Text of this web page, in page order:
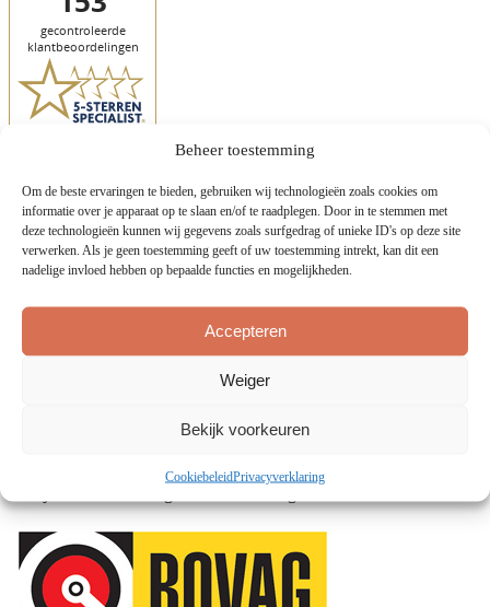
Beheer toestemming
Om de beste ervaringen te bieden, gebruiken wij technologieën zoals cookies om
informatie over je apparaat op te slaan en/of te raadplegen. Door in te stemmen met
deze technologieën kunnen wij gegevens zoals surfgedrag of unieke ID's op deze site
verwerken. Als je geen toestemming geeft of uw toestemming intrekt, kan dit een
nadelige invloed hebben op bepaalde functies en mogelijkheden.
Accepteren
Weiger
Bekijk voorkeuren
CookiebeleidPrivacyverklaring
Mijn verlanglijstje
Kopieer en deel de onderstaande link om jouw verlanglijstje te delen
Bekijk mijn verlanglijstje
CCR Lemmer is van oorsprong een full service camper en caravan